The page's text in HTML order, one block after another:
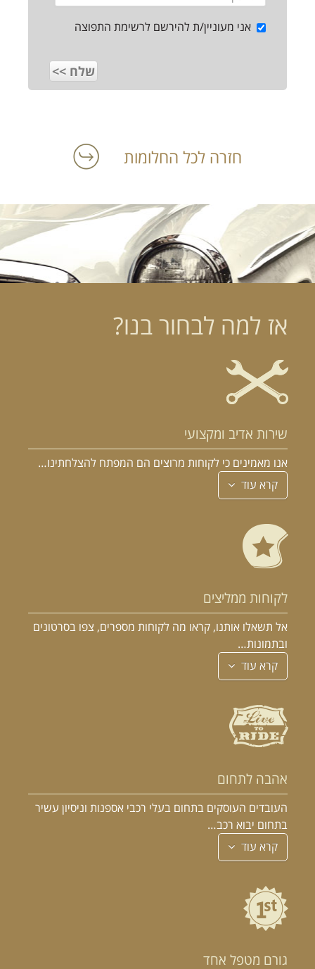
אני מעוניין/ת להירשם לרשימת התפוצה
חזרה לכל החלומות
אז למה לבחור בנו?
שירות אדיב ומקצועי
אנו מאמינים כי לקוחות מרוצים הם המפתח להצלחתינו…
קרא עוד
לקוחות ממליצים
אל תשאלו אותנו, קראו מה לקוחות מספרים, צפו בסרטונים
ובתמונות…
קרא עוד
אהבה לתחום
העובדים העוסקים בתחום בעלי רכבי אספנות וניסיון עשיר
בתחום יבוא רכב…
קרא עוד
גורם מטפל אחד